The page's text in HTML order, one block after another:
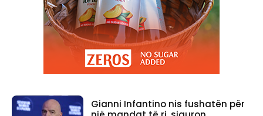
Gianni Infantino nis fushatën për